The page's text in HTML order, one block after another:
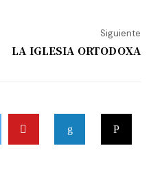
Siguiente
LA IGLESIA ORTODOXA